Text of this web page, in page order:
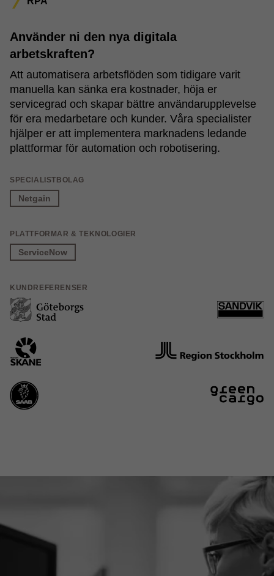
Använder ni den nya digitala
arbetskraften?
Att automatisera arbetsflöden som tidigare varit
manuella kan sänka era kostnader, höja er
servicegrad och skapar bättre användarupplevelse
för era medarbetare och kunder. Våra specialister
hjälper er att implementera marknadens ledande
plattformar för automation och robotisering.
SPECIALISTBOLAG
Netgain
PLATTFORMAR & TEKNOLOGIER
ServiceNow
KUNDREFERENSER